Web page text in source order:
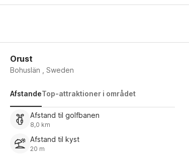
Orust
Bohuslän , Sweden
AfstandeTop-attraktioner i området
Afstand til golfbanen
8,0 km
Afstand til kyst
20 m